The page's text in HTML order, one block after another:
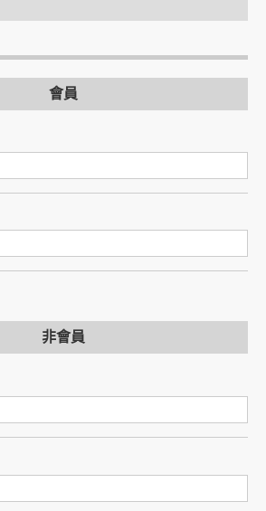
以下稱乙方）
本旅遊事項，依下列約定辦理。
遊之意義）
旅遊，係指到中華民國疆域以外
遊。
者，準用本旅遊契約之約定。
範圍及順序）
契約中未約定者，適用中華民國
名稱、旅遊行程及廣告責任）
____________________
國家、城市或觀光地
會員
非會員